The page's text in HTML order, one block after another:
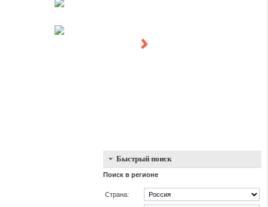
Быстрый поиск
Поиск в регионе
Страна: